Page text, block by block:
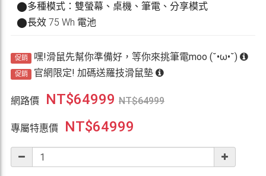
⬤多種模式：雙螢幕、桌機、筆電、分享模式
⬤長效 75 Wh 電池
促銷 嘿!滑鼠先幫你準備好，等你來挑筆電moo (˘•ω•˘)
促銷 官網限定! 加碼送羅技滑鼠墊
網路價 NT$64999 NT$64999
專屬特惠價 NT$64999